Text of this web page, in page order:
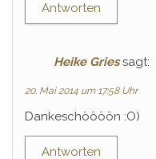
Antworten
Heike Gries sagt:
20. Mai 2014 um 17:58 Uhr
Dankeschöööön :O)
Antworten